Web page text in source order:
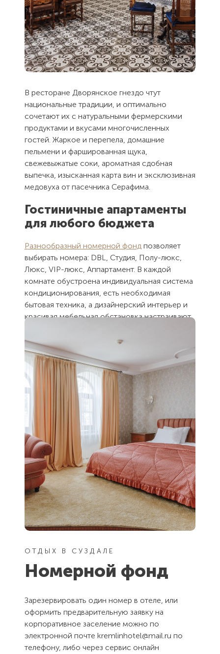
Как Вас
зовут?
Электронная
почта
Сообщение
Отправляя
форму Вы
соглашаетесь
с
соглашением
Как Вас
зовут?
Контактный
телефон
Сообщение
Отправляя
форму Вы
соглашаетесь
с
соглашением
Вам
перезвоним.
Закрыть
В ресторане Дворянское гнездо чтут
национальные традиции, и оптимально
сочетают их с натуральными фермерскими
продуктами и вкусами многочисленных
гостей. Жаркое и перепела, домашние
пельмени и фаршированная щука,
свежевыжатые соки, ароматная сдобная
выпечка, изысканная карта вин и эксклюзивная
медовуха от пасечника Серафима.
Гостиничные апартаменты
для любого бюджета
Разнообразный номерной фонд позволяет
выбирать номера: DBL, Студия, Полу-люкс,
Люкс, VIP-люкс, Аппартамент. В каждой
комнате обустроена индивидуальная система
кондиционирования, есть необходимая
бытовая техника, а дизайнерский интерьер и
красивая мебельная обстановка настраивают
ОТДЫХ В СУЗДАЛЕ
Номерной фонд
Зарезервировать один номер в отеле, или
оформить предварительную заявку на
корпоративное заселение можно по
электронной почте kremlinhotel@mail.ru по
телефону, либо через сервис онлайн